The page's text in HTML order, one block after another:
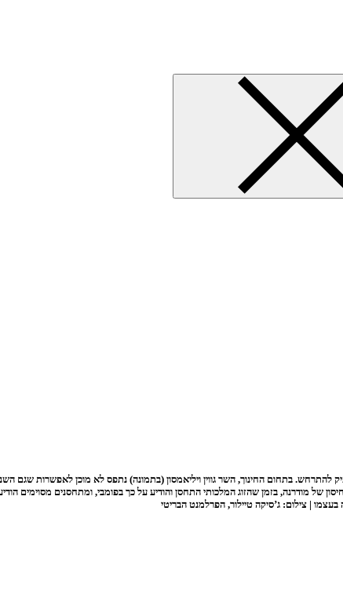
בתחום החינוך, השר גווין ויליאמסון (בתמונה) נתפס לא מוכן לאפשרות שגם
מודרנה, בזמן שהזוג המלכותי התחסן והודיע על כך בפומבי, ומתחסנים מסוימים
| צילום: ג’סיקה טיילור, הפרלמנט הבריטי